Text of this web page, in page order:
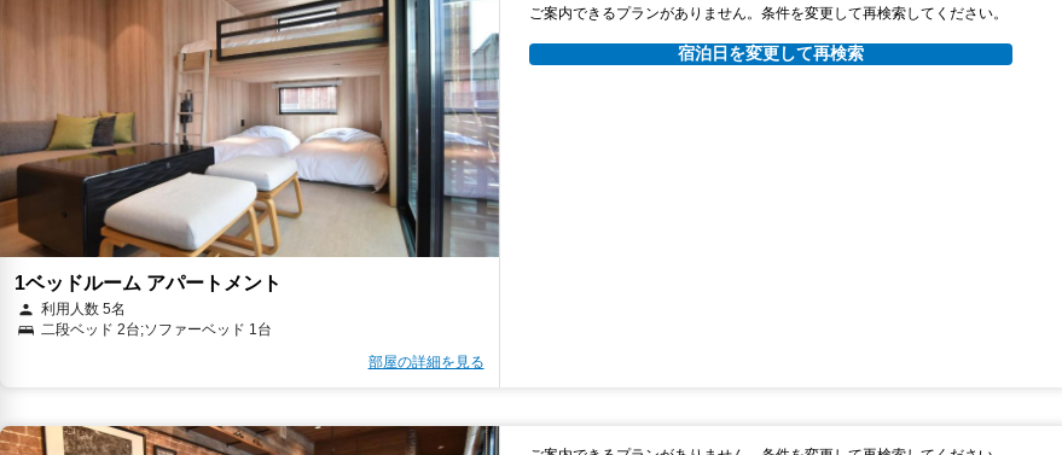
1ベッドルーム アパートメント
利用人数 5名
二段ベッド 2台;ソファーベッド 1台
部屋の詳細を見る
ご案内できるプランがありません。条件を変更して再検索してください。
宿泊日を変更して再検索